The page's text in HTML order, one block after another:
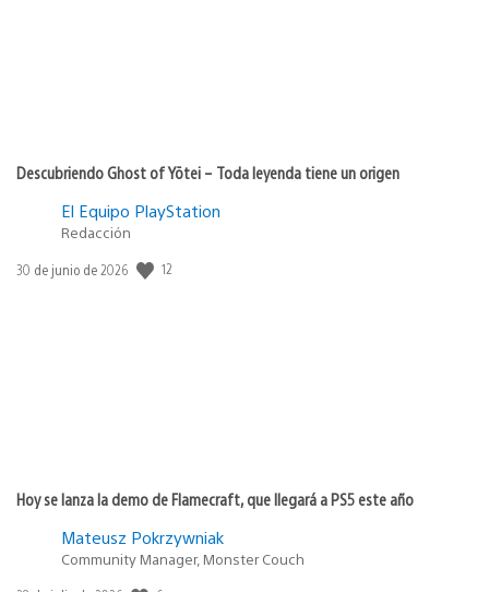
Descubriendo Ghost of Yōtei – Toda leyenda tiene un origen
El Equipo PlayStation
Redacción
Fecha
30 de junio de 2026 12
Hoy se lanza la demo de Flamecraft, que llegará a PS5 este año
Mateusz Pokrzywniak
Community Manager, Monster Couch